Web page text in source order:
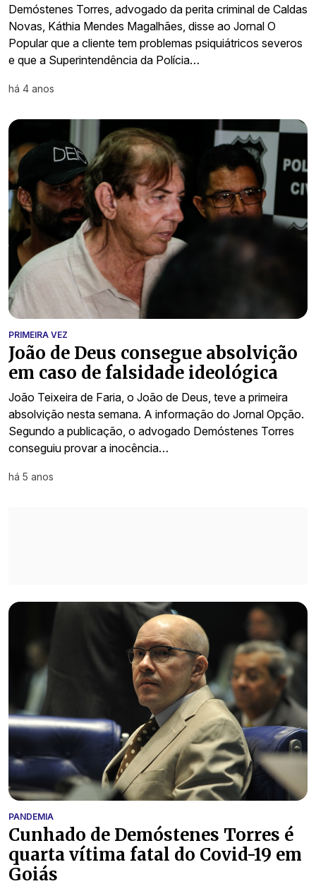
Demóstenes Torres, advogado da perita criminal de Caldas
Novas, Káthia Mendes Magalhães, disse ao Jornal O
Popular que a cliente tem problemas psiquiátricos severos
e que a Superintendência da Polícia…
há 4 anos
PRIMEIRA VEZ
João de Deus consegue absolvição
em caso de falsidade ideológica
João Teixeira de Faria, o João de Deus, teve a primeira
absolvição nesta semana. A informação do Jornal Opção.
Segundo a publicação, o advogado Demóstenes Torres
conseguiu provar a inocência…
há 5 anos
PANDEMIA
Cunhado de Demóstenes Torres é
quarta vítima fatal do Covid-19 em
Goiás